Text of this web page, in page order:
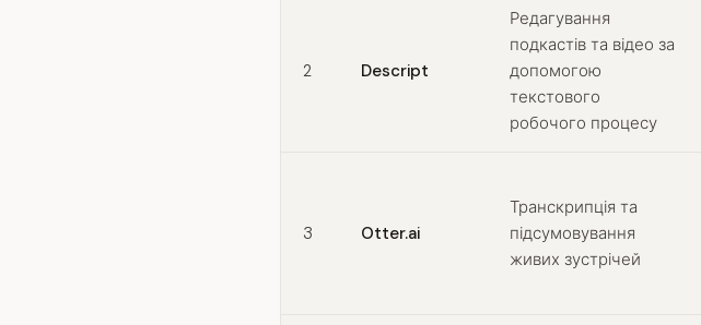
2 Descript
Редагування
подкастів та відео за
допомогою
текстового
робочого процесу
3 Otter.ai
Транскрипція та
підсумовування
живих зустрічей